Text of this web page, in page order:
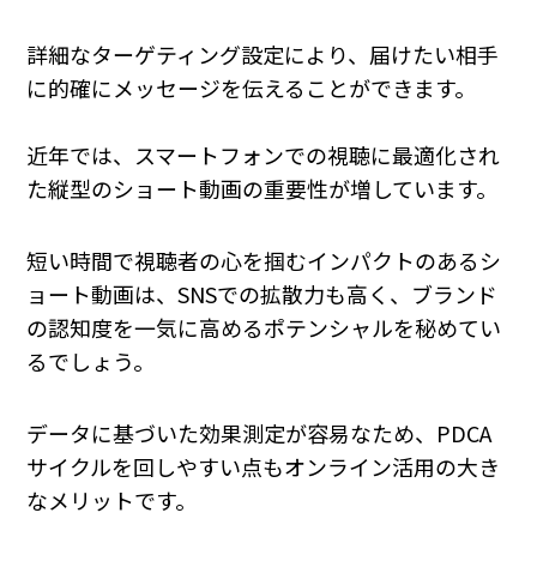
詳細なターゲティング設定により、届けたい相手
に的確にメッセージを伝えることができます。
近年では、スマートフォンでの視聴に最適化され
た縦型のショート動画の重要性が増しています。
短い時間で視聴者の心を掴むインパクトのあるシ
ョート動画は、SNSでの拡散力も高く、ブランド
の認知度を一気に高めるポテンシャルを秘めてい
るでしょう。
データに基づいた効果測定が容易なため、PDCA
サイクルを回しやすい点もオンライン活用の大き
なメリットです。